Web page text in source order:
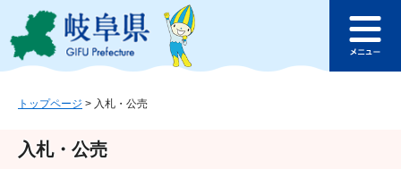
ジ
ュ
このページの本文へ
ュ
トップページ > 入札・公売
入札・公売